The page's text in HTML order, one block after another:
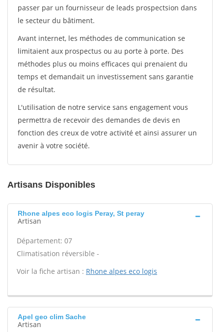
passer par un fournisseur de leads prospectsion dans
le secteur du bâtiment.
Avant internet, les méthodes de communication se
limitaient aux prospectus ou au porte à porte. Des
méthodes plus ou moins efficaces qui prenaient du
temps et demandait un investissement sans garantie
de résultat.
L'utilisation de notre service sans engagement vous
permettra de recevoir des demandes de devis en
fonction des creux de votre activité et ainsi assurer un
avenir à votre société.
Artisans Disponibles
Rhone alpes eco logis Peray, St peray
Artisan
Département: 07
Climatisation réversible -
Voir la fiche artisan : Rhone alpes eco logis
Apel geo clim Sache
Artisan